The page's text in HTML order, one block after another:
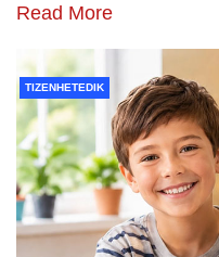
Read More
TIZENHETEDIK